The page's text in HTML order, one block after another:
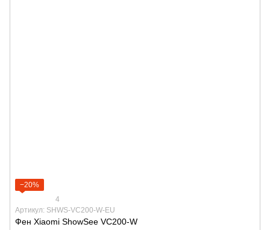
−20%
4
Артикул: SHWS-VC200-W-EU
Фен Xiaomi ShowSee VC200-W